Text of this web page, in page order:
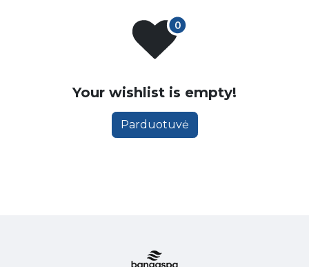
Your wishlist is empty!
Parduotuvė